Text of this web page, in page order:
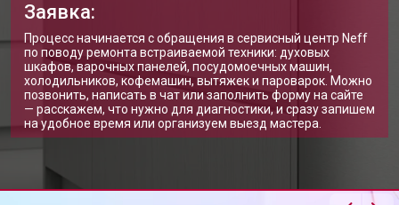
Замена ТЭН посудомоечной
машины Neff
от 1750 ₽ Заказать
Ремонт/замена датчика
температуры
от 1590 ₽ Заказать
Замена замка посудомоечной
машины Neff
от 1600 ₽ Заказать
Заявка:
Процесс начинается с обращения в сервисный центр Neff
по поводу ремонта встраиваемой техники: духовых
шкафов, варочных панелей, посудомоечных машин,
холодильников, кофемашин, вытяжек и пароварок. Можно
позвонить, написать в чат или заполнить форму на сайте
— расскажем, что нужно для диагностики, и сразу запишем
на удобное время или организуем выезд мастера.